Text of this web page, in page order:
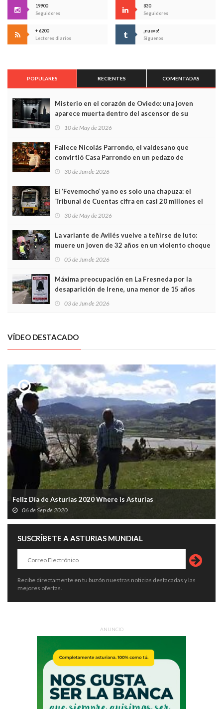
19900
Seguidores
830
Seguidores
+ 6200
Lectores diarios
¡nuevo!
Síguenos
POPULARES RECIENTES COMENTADAS
Misterio en el corazón de Oviedo: una joven
aparece muerta dentro del ascensor de su
edificio y las cámaras captan sus últimos minutos
10 de May de 2026
Fallece Nicolás Parrondo, el valdesano que
convirtió Casa Parrondo en un pedazo de
Asturias en Madrid
30 de Jun de 2026
El ‘Fevemocho’ ya no es solo una chapuza: el
Tribunal de Cuentas cifra en casi 20 millones el
sobrecoste de los trenes que no cabían por los
30 de May de 2026
La variante de Avilés vuelve a teñirse de luto:
muere un joven de 32 años en un violento choque
frontal
05 de Jun de 2026
Máxima preocupación en La Fresneda por la
desaparición de Irene, una menor de 15 años
03 de Jun de 2026
VÍDEO DESTACADO
Feliz Día de Asturias 2020 Where is Asturias
06 de Sep de 2020
SUSCRÍBETE A ASTURIAS MUNDIAL
Recibe directamente en tu buzón nuestras noticias destacadas y las
mejores ofertas.
ANUNCIO